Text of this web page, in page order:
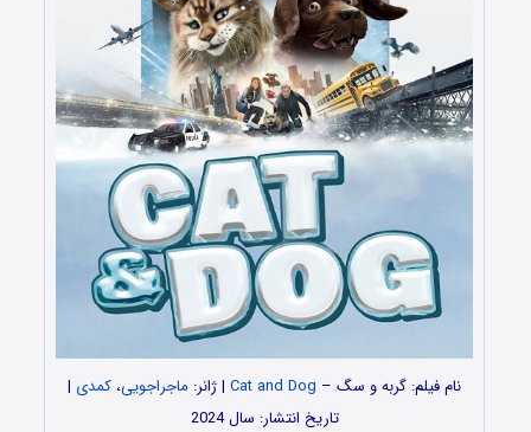
نام فیلم: گربه و سگ – Cat and Dog | ژانر: ماجراجویی، کمدی |
تاریخ انتشار: سال 2024